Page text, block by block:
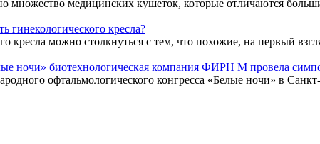
множество медицинских кушеток, которые отличаются
гинекологического кресла?
кресла можно столкнуться с тем, что похожие, на первый
ночи» биотехнологическая компания ФИРН М провела
офтальмологического конгресса «Белые ночи» в